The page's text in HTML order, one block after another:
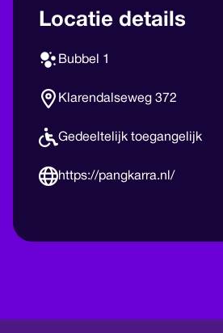
Locatie details
Bubbel 1
Klarendalseweg 372
Gedeeltelijk toegangelijk
https://pangkarra.nl/